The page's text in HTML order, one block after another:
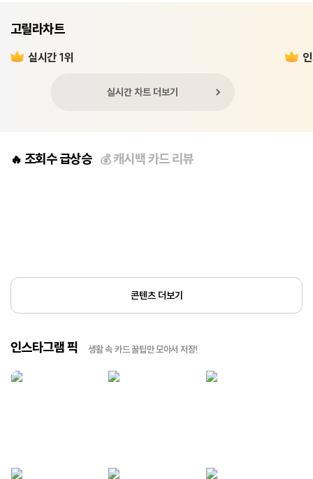
고릴라차트
실시간 1위
실시간 차트 더보기
🔥 조회수 급상승 💰캐시백 카드 리뷰
콘텐츠 더보기
인스타그램 픽 생활 속 카드 꿀팁만 모아서 저장!